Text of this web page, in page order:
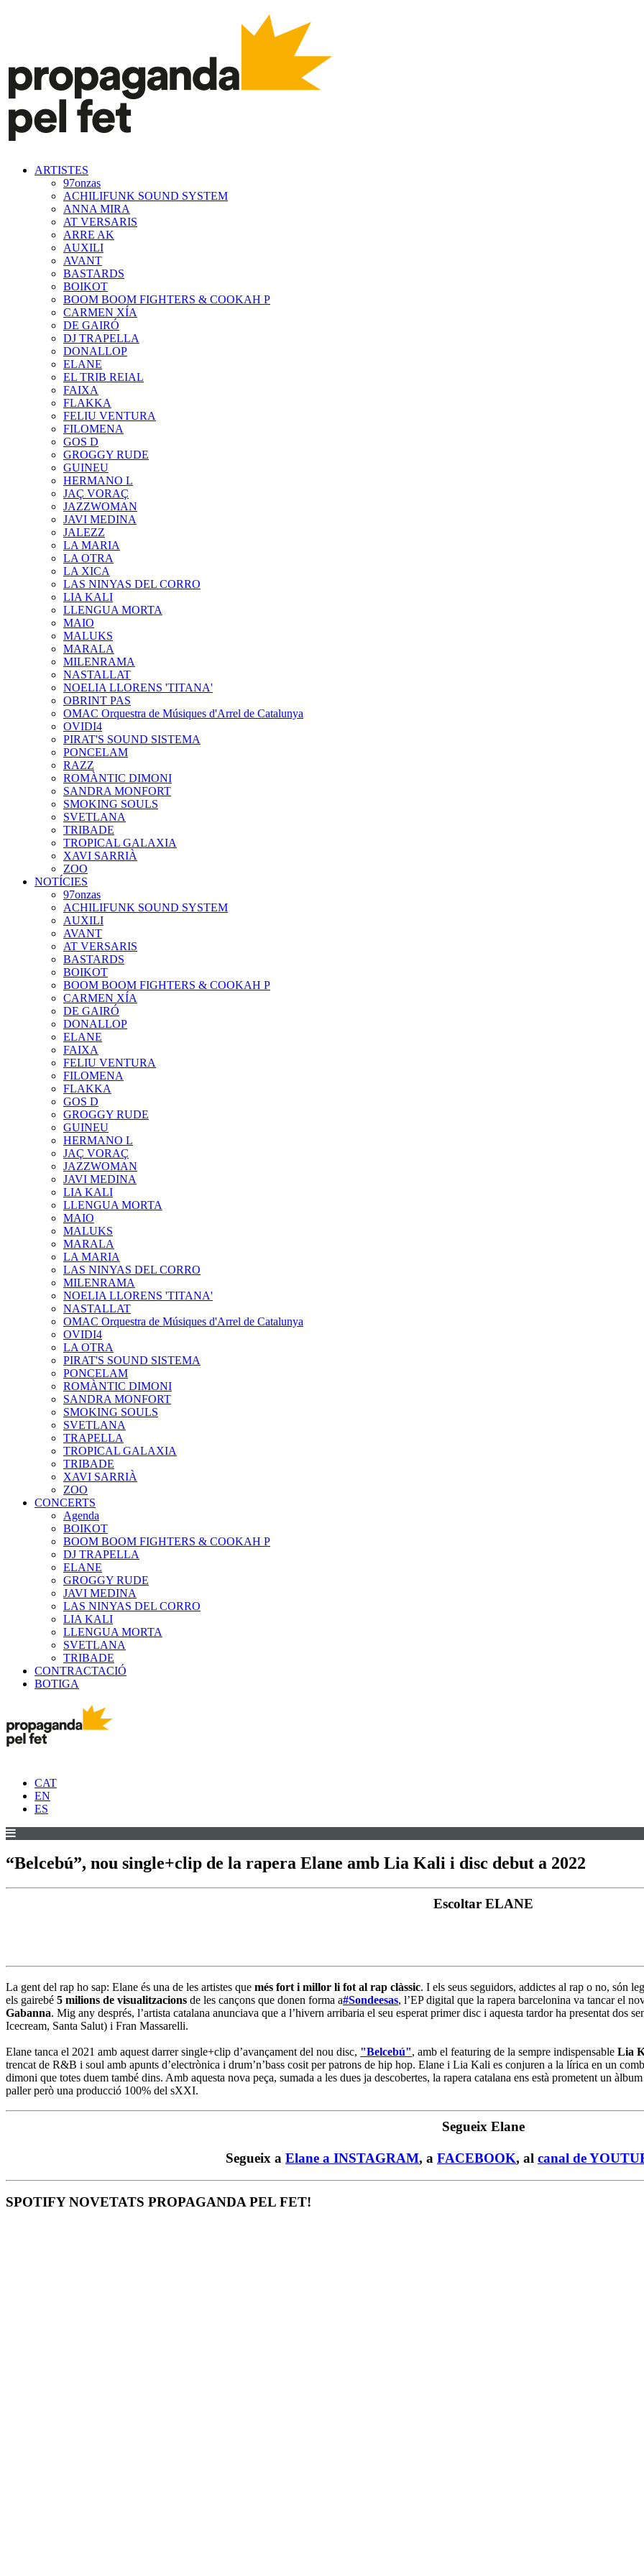
ARTISTES
97onzas
ACHILIFUNK SOUND SYSTEM
ANNA MIRA
AT VERSARIS
ARRE AK
AUXILI
AVANT
BASTARDS
BOIKOT
BOOM BOOM FIGHTERS & COOKAH P
CARMEN XÍA
DE GAIRÓ
DJ TRAPELLA
DONALLOP
ELANE
EL TRIB REIAL
FAIXA
FLAKKA
FELIU VENTURA
FILOMENA
GOS D
GROGGY RUDE
GUINEU
HERMANO L
JAÇ VORAÇ
JAZZWOMAN
JAVI MEDINA
JALEZZ
LA MARIA
LA OTRA
LA XICA
LAS NINYAS DEL CORRO
LIA KALI
LLENGUA MORTA
MAIO
MALUKS
MARALA
MILENRAMA
NASTALLAT
NOELIA LLORENS 'TITANA'
OBRINT PAS
OMAC Orquestra de Músiques d'Arrel de Catalunya
OVIDI4
PIRAT'S SOUND SISTEMA
PONCELAM
RAZZ
ROMÀNTIC DIMONI
SANDRA MONFORT
SMOKING SOULS
SVETLANA
TRIBADE
TROPICAL GALAXIA
XAVI SARRIÀ
ZOO
NOTÍCIES
97onzas
ACHILIFUNK SOUND SYSTEM
AUXILI
AVANT
AT VERSARIS
BASTARDS
BOIKOT
BOOM BOOM FIGHTERS & COOKAH P
CARMEN XÍA
DE GAIRÓ
DONALLOP
ELANE
FAIXA
FELIU VENTURA
FILOMENA
FLAKKA
GOS D
GROGGY RUDE
GUINEU
HERMANO L
JAÇ VORAÇ
JAZZWOMAN
JAVI MEDINA
LIA KALI
LLENGUA MORTA
MAIO
MALUKS
MARALA
LA MARIA
LAS NINYAS DEL CORRO
MILENRAMA
NOELIA LLORENS 'TITANA'
NASTALLAT
OMAC Orquestra de Músiques d'Arrel de Catalunya
OVIDI4
LA OTRA
PIRAT'S SOUND SISTEMA
PONCELAM
ROMÀNTIC DIMONI
SANDRA MONFORT
SMOKING SOULS
SVETLANA
TRAPELLA
TROPICAL GALAXIA
TRIBADE
XAVI SARRIÀ
ZOO
CONCERTS
Agenda
BOIKOT
BOOM BOOM FIGHTERS & COOKAH P
DJ TRAPELLA
ELANE
GROGGY RUDE
JAVI MEDINA
LAS NINYAS DEL CORRO
LIA KALI
LLENGUA MORTA
SVETLANA
TRIBADE
CONTRACTACIÓ
BOTIGA
CAT
EN
ES
“Belcebú”, nou single+clip de la rapera Elane amb Lia Kali i disc debut a 2022
Escoltar ELANE
La gent del rap ho sap: Elane és una de les artistes que més fort i millor li fot al rap clàssic. I els seus seguidors, addictes al rap o no, són
els gairebé 5 milions de visualitzacions de les cançons que donen forma a#Sondeesas, l’EP digital que la rapera barcelonina va tancar el
Gabanna. Mig any després, l’artista catalana anunciava que a l’hivern arribaria el seu esperat primer disc i aquesta tardor ha presentat dos
Icecream, Santa Salut) i Fran Massarelli.
Elane tanca el 2021 amb aquest darrer single+clip d’avançament del nou disc, "Belcebú", amb el featuring de la sempre indispensable Lia
trencat de R&B i soul amb apunts d’electrònica i drum’n’bass cosit per patrons de hip hop. Elane i Lia Kali es conjuren a la lírica en un
dimoni que totes duem també dins. Amb aquesta nova peça, sumada a les dues ja descobertes, la rapera catalana ens està prometent un
paller però una producció 100% del sXXI.
Segueix Elane
Segueix a Elane a INSTAGRAM, a FACEBOOK, al canal de
SPOTIFY NOVETATS PROPAGANDA PEL FET!